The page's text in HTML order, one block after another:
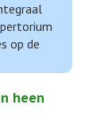
op de
heen